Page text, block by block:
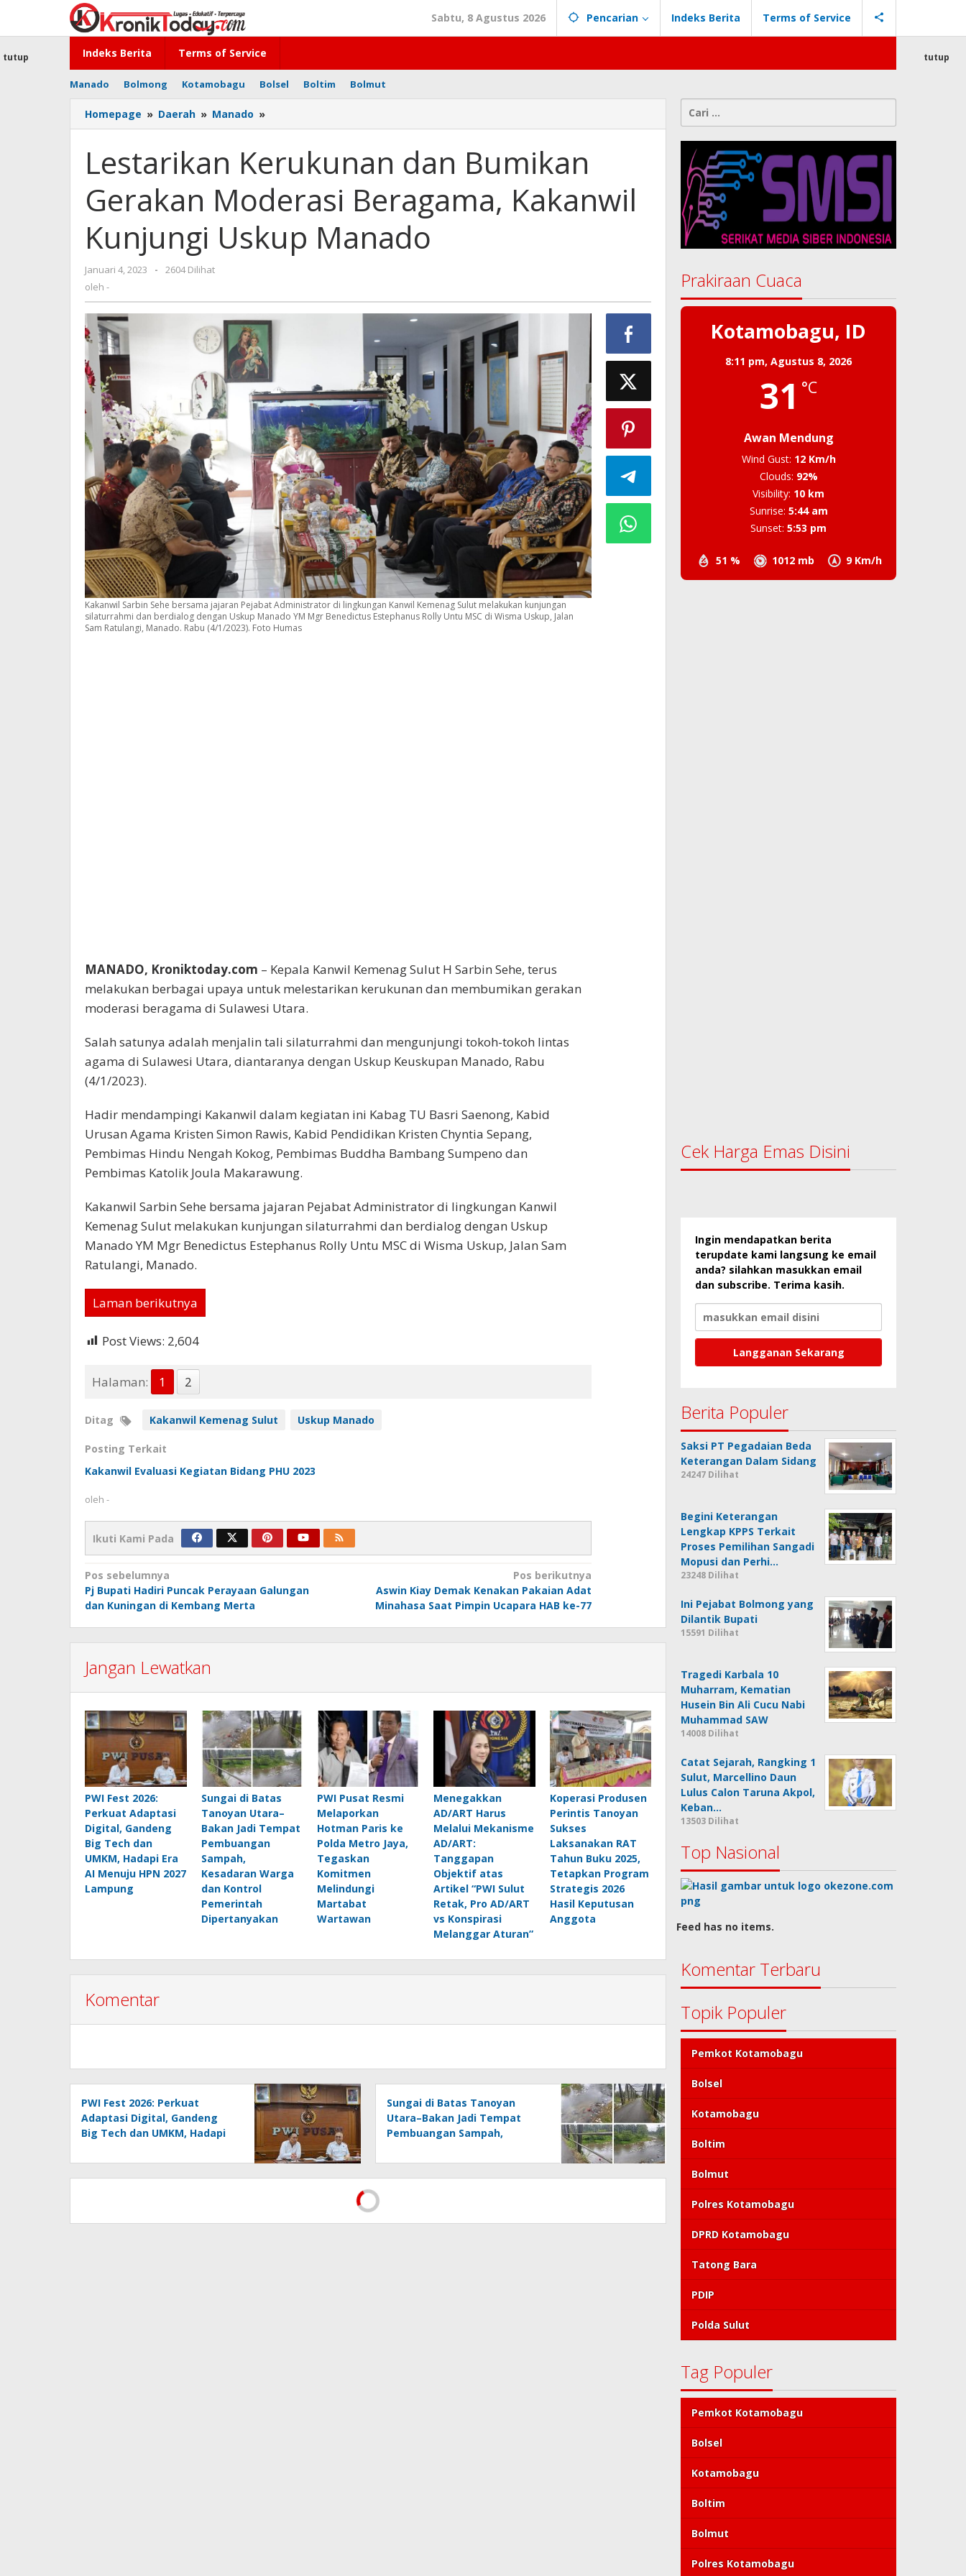
konten
Sabtu, 8 Agustus 2026 Pencarian Indeks Berita Terms of Service
Indeks Berita Terms of Service
Manado Bolmong Kotamobagu Bolsel Boltim Bolmut
tutup tutup
Homepage » Daerah » Manado »
Kerukunan
Bumikan
Gerakan
Moderasi
Beragama,
Kunjungi
Uskup
Lestarikan Kerukunan dan Bumikan
Gerakan Moderasi Beragama, Kakanwil
Kunjungi Uskup Manado
Januari 4, 2023
oleh
-
2604 Dilihat
oleh -
Kakanwil Sarbin Sehe bersama jajaran Pejabat Administrator di lingkungan Kanwil Kemenag Sulut melakukan kunjungan
silaturrahmi dan berdialog dengan Uskup Manado YM Mgr Benedictus Estephanus Rolly Untu MSC di Wisma Uskup, Jalan
Sam Ratulangi, Manado. Rabu (4/1/2023). Foto Humas
MANADO, Kroniktoday.com – Kepala Kanwil Kemenag Sulut H Sarbin Sehe, terus
melakukan berbagai upaya untuk melestarikan kerukunan dan membumikan gerakan
moderasi beragama di Sulawesi Utara.
Salah satunya adalah menjalin tali silaturrahmi dan mengunjungi tokoh-tokoh lintas
agama di Sulawesi Utara, diantaranya dengan Uskup Keuskupan Manado, Rabu
(4/1/2023).
Hadir mendampingi Kakanwil dalam kegiatan ini Kabag TU Basri Saenong, Kabid
Urusan Agama Kristen Simon Rawis, Kabid Pendidikan Kristen Chyntia Sepang,
Pembimas Hindu Nengah Kokog, Pembimas Buddha Bambang Sumpeno dan
Pembimas Katolik Joula Makarawung.
Kakanwil Sarbin Sehe bersama jajaran Pejabat Administrator di lingkungan Kanwil
Kemenag Sulut melakukan kunjungan silaturrahmi dan berdialog dengan Uskup
Manado YM Mgr Benedictus Estephanus Rolly Untu MSC di Wisma Uskup, Jalan Sam
Ratulangi, Manado.
Laman berikutnya
Post Views: 2,604
Halaman: 1 2
Ditag Kakanwil Kemenag Sulut Uskup Manado
Posting Terkait
Kakanwil Evaluasi Kegiatan Bidang PHU 2023
oleh -
Ikuti Kami Pada
Navigasi
pos
Pos sebelumnya
Pj Bupati Hadiri Puncak Perayaan Galungan
dan Kuningan di Kembang Merta
Pos berikutnya
Aswin Kiay Demak Kenakan Pakaian Adat
Minahasa Saat Pimpin Ucapara HAB ke-77
Jangan Lewatkan
PWI Fest 2026:
Perkuat Adaptasi
Digital, Gandeng
Big Tech dan
UMKM, Hadapi Era
AI Menuju HPN 2027
Lampung
Sungai di Batas
Tanoyan Utara–
Bakan Jadi Tempat
Pembuangan
Sampah,
Kesadaran Warga
dan Kontrol
Pemerintah
Dipertanyakan
PWI Pusat Resmi
Melaporkan
Hotman Paris ke
Polda Metro Jaya,
Tegaskan
Komitmen
Melindungi
Martabat
Wartawan
Menegakkan
AD/ART Harus
Melalui Mekanisme
AD/ART:
Tanggapan
Objektif atas
Artikel “PWI Sulut
Retak, Pro AD/ART
vs Konspirasi
Melanggar Aturan”
Koperasi Produsen
Perintis Tanoyan
Sukses
Laksanakan RAT
Tahun Buku 2025,
Tetapkan Program
Strategis 2026
Hasil Keputusan
Anggota
Komentar
PWI Fest 2026: Perkuat
Adaptasi Digital, Gandeng
Big Tech dan UMKM, Hadapi
Lampung
Sungai di Batas Tanoyan
Utara–Bakan Jadi Tempat
Pembuangan Sampah,
Kontrol Pemerintah
Dipertanyakan
Cari
untuk:
Prakiraan Cuaca
Kotamobagu, ID
8:11 pm,Agustus 8, 2026
31 °C
Awan Mendung
51 % 1012 mb 9 Km/h
Wind Gust: 12 Km/h
Clouds: 92%
Visibility: 10 km
Sunrise: 5:44 am
Sunset: 5:53 pm
Cek Harga Emas Disini
Ingin mendapatkan berita
terupdate kami langsung ke email
anda? silahkan masukkan email
dan subscribe. Terima kasih.
Berita Populer
Saksi PT Pegadaian Beda
Keterangan Dalam Sidang
24247 Dilihat
Begini Keterangan
Lengkap KPPS Terkait
Proses Pemilihan Sangadi
Mopusi dan Perhi…
23248 Dilihat
Ini Pejabat Bolmong yang
Dilantik Bupati
15591 Dilihat
Tragedi Karbala 10
Muharram, Kematian
Husein Bin Ali Cucu Nabi
Muhammad SAW
14008 Dilihat
Catat Sejarah, Rangking 1
Sulut, Marcellino Daun
Lulus Calon Taruna Akpol,
Keban…
13503 Dilihat
Top Nasional
Feed has no items.
Komentar Terbaru
Topik Populer
Pemkot Kotamobagu
Bolsel
Kotamobagu
Boltim
Bolmut
Polres Kotamobagu
DPRD Kotamobagu
Tatong Bara
PDIP
Polda Sulut
Tag Populer
Pemkot Kotamobagu
Bolsel
Kotamobagu
Boltim
Bolmut
Polres Kotamobagu